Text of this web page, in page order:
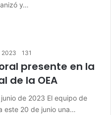
y…
2023 131
presente en la
de la OEA
de 2023 El equipo de
este 20 de junio una…